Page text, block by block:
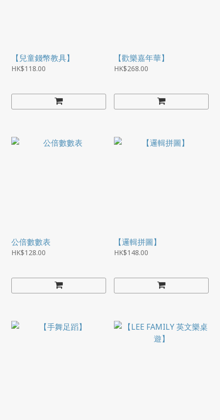
【兒童錢幣教具】
HK$118.00
【歡樂嘉年華】
HK$268.00
公倍數數表
HK$128.00
【邏輯拼圖】
HK$148.00